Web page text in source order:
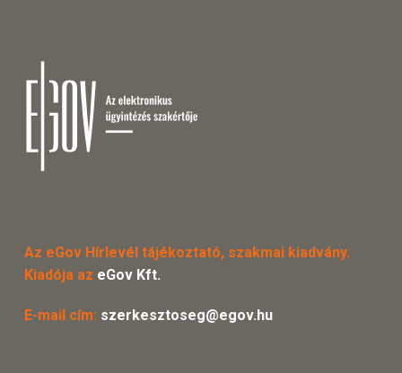
Az eGov Hírlevél tájékoztató, szakmai kiadvány.
Kiadója az eGov Kft.
E-mail cím: szerkesztoseg@egov.hu